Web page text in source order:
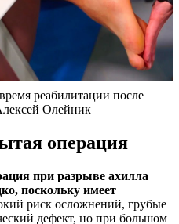
реабилитации после
Олейник
операция
при разрыве ахилла
поскольку имеет
риск осложнений, грубые
дефект, но при большом